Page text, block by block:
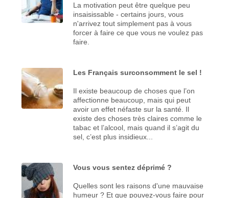
La motivation peut être quelque peu
insaisissable - certains jours, vous
n'arrivez tout simplement pas à vous
forcer à faire ce que vous ne voulez pas
faire.
Les Français surconsomment le sel !
Il existe beaucoup de choses que l’on
affectionne beaucoup, mais qui peut
avoir un effet néfaste sur la santé. Il
existe des choses très claires comme le
tabac et l’alcool, mais quand il s’agit du
sel, c’est plus insidieux...
Vous vous sentez déprimé ?
Quelles sont les raisons d'une mauvaise
humeur ? Et que pouvez-vous faire pour